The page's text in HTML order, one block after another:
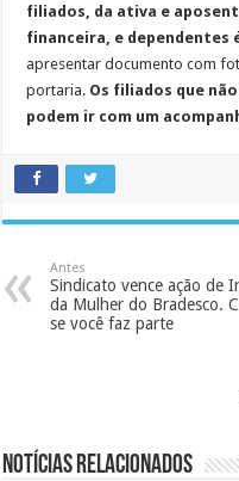
filiados, da ativa e
financeira, e dependentes
apresentar documento com
portaria. Os filiados que
podem ir com um
Antes
Sindicato vence ação de
da Mulher do Bradesco.
se você faz parte
Notícias Relacionados